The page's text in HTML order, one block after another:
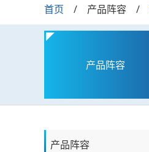
首页 产品阵容
产品阵容
产品阵容